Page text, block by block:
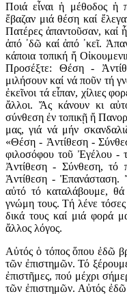
Ποιά εἶναι ἡ μέθοδος ἡ
ἔβαζαν μιά θέση καί
Πατέρες ἀπαντοῦσαν, καί
ἀπό ᾽δῶ καί ἀπό ᾽κεῖ.
κάποια τοπική ἤ
Προσέξτε: Θέση -
μιλήσουν καί νά ποῦν τή
ἐκεῖνοι τά εἶπαν, χίλιες
ἄλλοι. Ἄς κάνουν κι
σύνθεση ἐν τοπικῇ ἤ
μας, γιά νά μήν
«Θέση - Ἀντίθεση -
φιλοσόφου τοῦ Ἐγέλου -
Ἀντίθεση - Σύνθεση,
Ἀντίθεση -
αὐτό τό καταλάβουμε,
γνώμη τους. Τή λένε τόσες
δικά τους καί μιά φορά
ἄλλος λόγος.
Αὐτός ὁ τόπος ὅπου ἐδῶ
τῶν ἐπιστημῶν. Τό
ἐπιστῆμες, πού μέχρι
τῶν ἐπιστημῶν. Αὐτός ἐδῶ